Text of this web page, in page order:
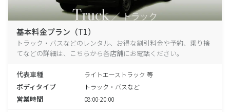
基本料金プラン（T1）
トラック・バスなどのレンタル、お得な割引料金や予約、乗り捨
てなどの詳細は、こちらから各店舗にお電話ください。
代表車種 ライトエーストラック 等
ボディタイプ トラック・バスなど
営業時間 08:00-20:00